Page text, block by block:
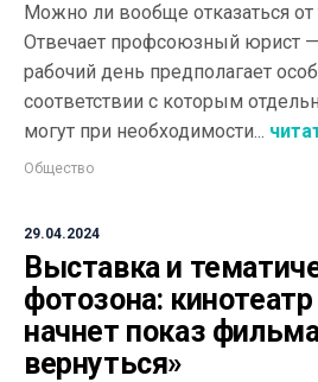
Можно ли вообще отказаться от
Отвечает профсоюзный юрист
рабочий день предполагает
соответствии с которым
могут при необходимости...
Общество
29.04.2024
Выставка и
фотозона:
начнет показ
вернуться»